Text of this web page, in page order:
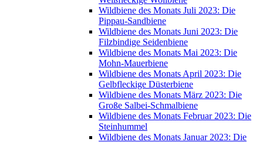
Wildbiene des Monats Juli 2023: Die
Pippau-Sandbiene
Wildbiene des Monats Juni 2023: Die
Filzbindige Seidenbiene
Wildbiene des Monats Mai 2023: Die
Mohn-Mauerbiene
Wildbiene des Monats April 2023: Die
Gelbfleckige Düsterbiene
Wildbiene des Monats März 2023: Die
Große Salbei-Schmalbiene
Wildbiene des Monats Februar 2023: Die
Steinhummel
Wildbiene des Monats Januar 2023: Die